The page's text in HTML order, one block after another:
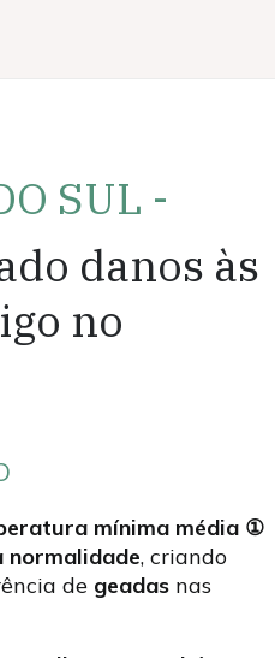
SUL -
danos às
no
mínima média ①
normalidade, criando
de geadas nas